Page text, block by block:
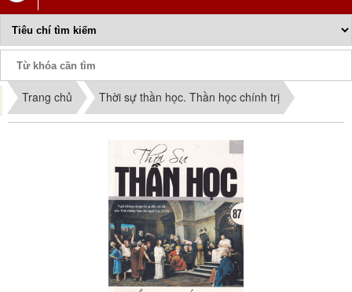
Phiếu Sách
Trang chủ Thời sự thần học. Thần học chính trị